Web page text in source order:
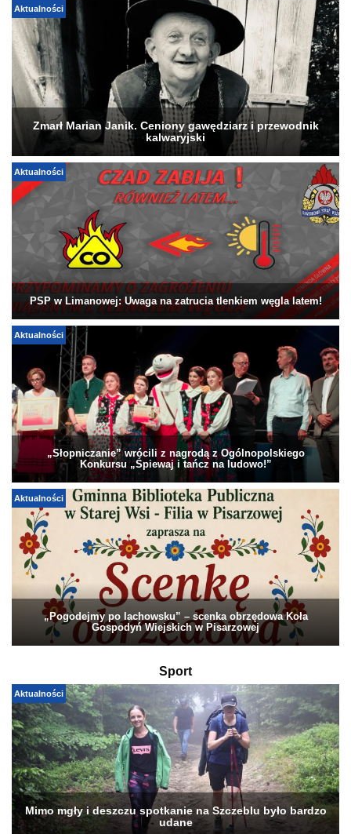
Aktualności
Zmarł Marian Janik. Ceniony gawędziarz i przewodnik
kalwaryjski
Aktualności
PSP w Limanowej: Uwaga na zatrucia tlenkiem węgla latem!
Aktualności
„Słopniczanie” wrócili z nagrodą z Ogólnopolskiego
Konkursu „Śpiewaj i tańcz na ludowo!”
Aktualności
„Pogodejmy po lachowsku” – scenka obrzędowa Koła
Gospodyń Wiejskich w Pisarzowej
Sport
Aktualności
Mimo mgły i deszczu spotkanie na Szczeblu było bardzo
udane